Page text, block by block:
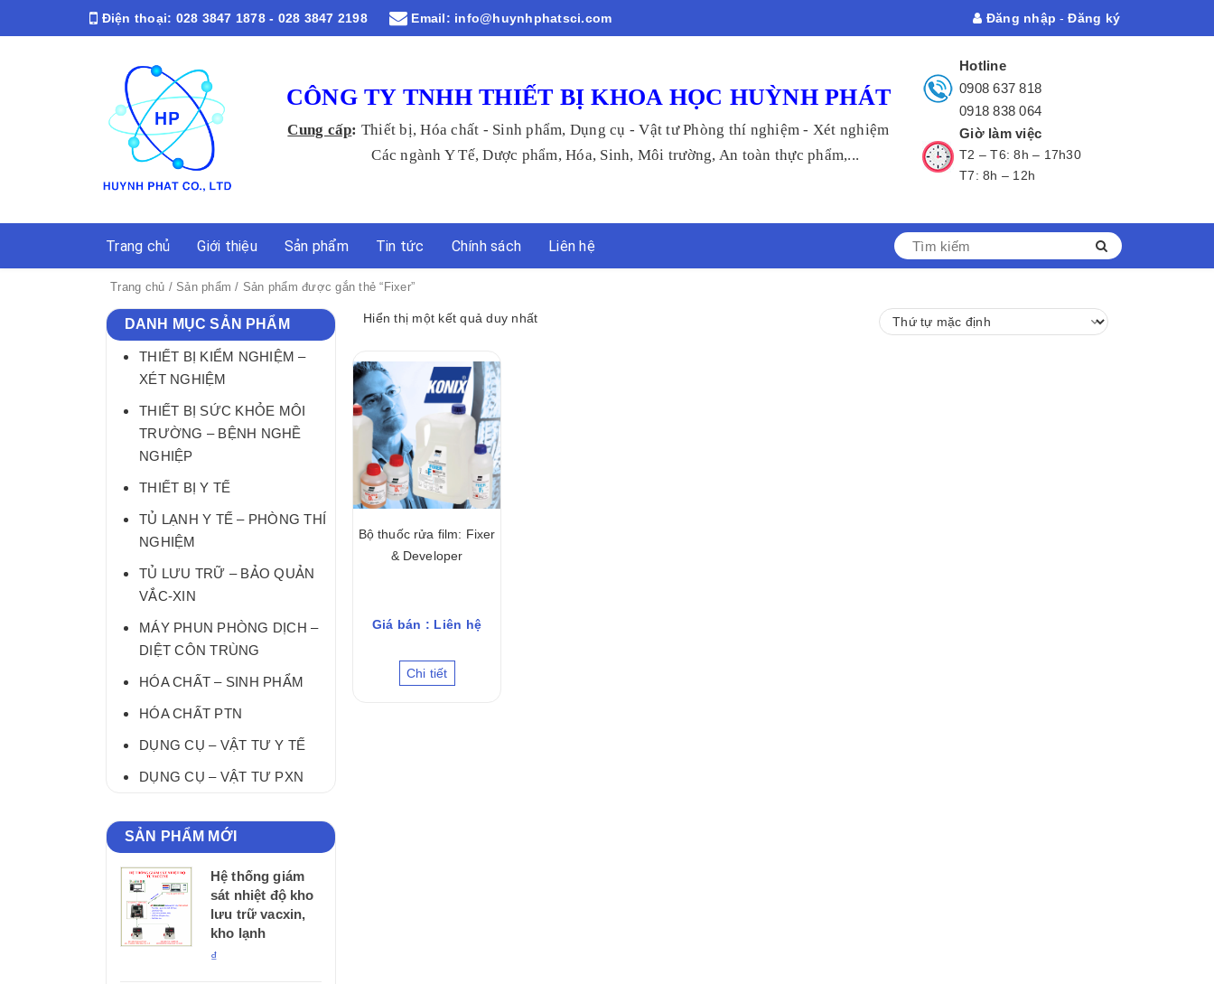
Điện thoại: 028 3847 1878 - 028 3847 2198 Email: info@huynhphatsci.com Đăng nhập - Đăng ký
CÔNG TY TNHH THIẾT BỊ KHOA HỌC HUỲNH PHÁT
Cung cấp: Thiết bị, Hóa chất - Sinh phẩm, Dụng cụ - Vật tư Phòng thí nghiệm - Xét nghiệm
Các ngành Y Tế, Dược phẩm, Hóa, Sinh, Môi trường, An toàn thực phẩm,...
Hotline
0908 637 818
0918 838 064
Giờ làm việc
T2 – T6: 8h – 17h30
T7: 8h – 12h
Trang chủ Giới thiệu Sản phẩm Tin tức Chính sách Liên hệ
Trang chủ / Sản phẩm / Sản phẩm được gắn thẻ “Fixer”
DANH MỤC SẢN PHẨM
THIẾT BỊ KIỂM NGHIỆM –
XÉT NGHIỆM
THIẾT BỊ SỨC KHỎE MÔI
TRƯỜNG – BỆNH NGHỀ
NGHIỆP
THIẾT BỊ Y TẾ
TỦ LẠNH Y TẾ – PHÒNG THÍ
NGHIỆM
TỦ LƯU TRỮ – BẢO QUẢN
VẮC-XIN
MÁY PHUN PHÒNG DỊCH –
DIỆT CÔN TRÙNG
HÓA CHẤT – SINH PHẨM
HÓA CHẤT PTN
DỤNG CỤ – VẬT TƯ Y TẾ
DỤNG CỤ – VẬT TƯ PXN
SẢN PHẨM MỚI
Hệ thống giám
sát nhiệt độ kho
lưu trữ vacxin,
kho lạnh
₫
Hiển thị một kết quả duy nhất
Bộ thuốc rửa film: Fixer
& Developer
Giá bán : Liên hệ
Chi tiết